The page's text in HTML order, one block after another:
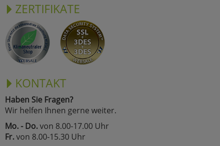
ZERTIFIKATE
KONTAKT
Haben Sie Fragen?
Wir helfen Ihnen gerne weiter.
Mo. - Do.von 8.00-17.00 Uhr
Fr.von 8.00-15.30 Uhr